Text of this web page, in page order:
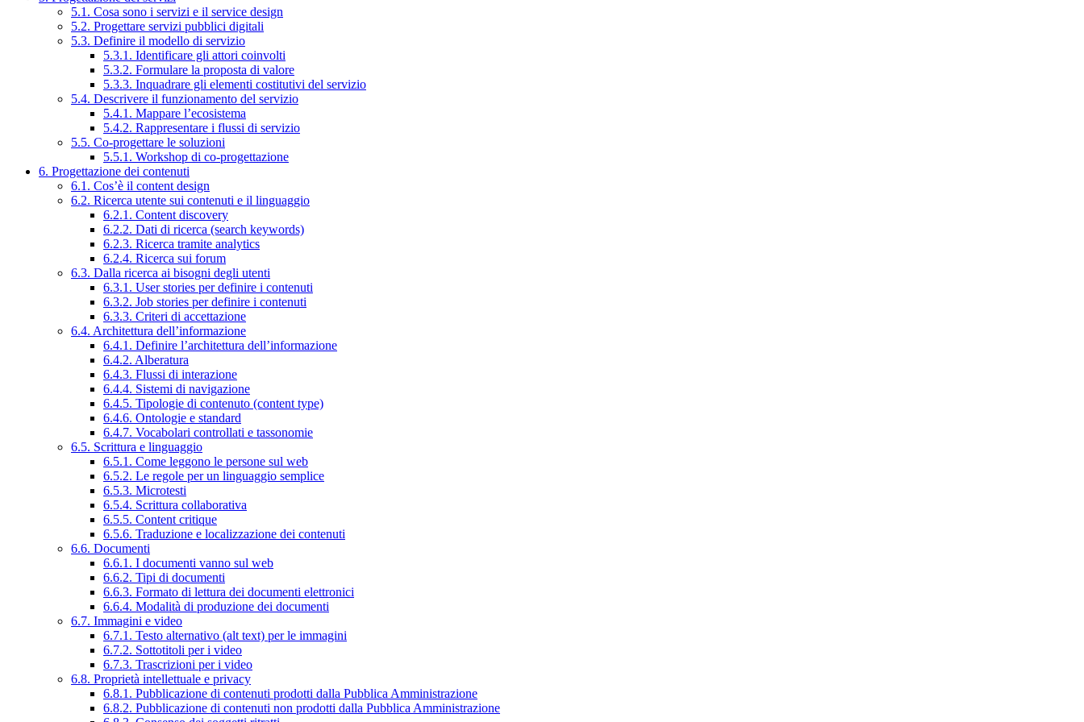
5.1. Cosa sono i servizi e il service design
5.2. Progettare servizi pubblici digitali
5.3. Definire il modello di servizio
5.3.1. Identificare gli attori coinvolti
5.3.2. Formulare la proposta di valore
5.3.3. Inquadrare gli elementi costitutivi del servizio
5.4. Descrivere il funzionamento del servizio
5.4.1. Mappare l’ecosistema
5.4.2. Rappresentare i flussi di servizio
5.5. Co-progettare le soluzioni
5.5.1. Workshop di co-progettazione
6. Progettazione dei contenuti
6.1. Cos’è il content design
6.2. Ricerca utente sui contenuti e il linguaggio
6.2.1. Content discovery
6.2.2. Dati di ricerca (search keywords)
6.2.3. Ricerca tramite analytics
6.2.4. Ricerca sui forum
6.3. Dalla ricerca ai bisogni degli utenti
6.3.1. User stories per definire i contenuti
6.3.2. Job stories per definire i contenuti
6.3.3. Criteri di accettazione
6.4. Architettura dell’informazione
6.4.1. Definire l’architettura dell’informazione
6.4.2. Alberatura
6.4.3. Flussi di interazione
6.4.4. Sistemi di navigazione
6.4.5. Tipologie di contenuto (content type)
6.4.6. Ontologie e standard
6.4.7. Vocabolari controllati e tassonomie
6.5. Scrittura e linguaggio
6.5.1. Come leggono le persone sul web
6.5.2. Le regole per un linguaggio semplice
6.5.3. Microtesti
6.5.4. Scrittura collaborativa
6.5.5. Content critique
6.5.6. Traduzione e localizzazione dei contenuti
6.6. Documenti
6.6.1. I documenti vanno sul web
6.6.2. Tipi di documenti
6.6.3. Formato di lettura dei documenti elettronici
6.6.4. Modalità di produzione dei documenti
6.7. Immagini e video
6.7.1. Testo alternativo (alt text) per le immagini
6.7.2. Sottotitoli per i video
6.7.3. Trascrizioni per i video
6.8. Proprietà intellettuale e privacy
6.8.1. Pubblicazione di contenuti prodotti dalla Pubblica Amministrazione
6.8.2. Pubblicazione di contenuti non prodotti dalla Pubblica Amministrazione